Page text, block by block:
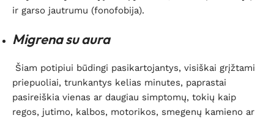
ir garso jautrumu (fonofobija).
Migrena su aura
Šiam potipiui būdingi pasikartojantys, visiškai grįžtami
priepuoliai, trunkantys kelias minutes, paprastai
pasireiškia vienas ar daugiau simptomų, tokių kaip
regos, jutimo, kalbos, motorikos, smegenų kamieno ar